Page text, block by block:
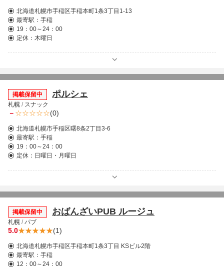
北海道札幌市手稲区手稲本町1条3丁目1-13
最寄駅： 手稲
19：00～24：00
定休：木曜日
掲載保留中 ポルシェ
札幌 / スナック
－ (0)
北海道札幌市手稲区曙8条2丁目3-6
最寄駅： 手稲
19：00～24：00
定休：日曜日・月曜日
掲載保留中 おばんざいPUB ルージュ
札幌 /パブ
5.0 (1)
北海道札幌市手稲区手稲本町1条3丁目 KSビル2階
最寄駅： 手稲
12：00～24：00